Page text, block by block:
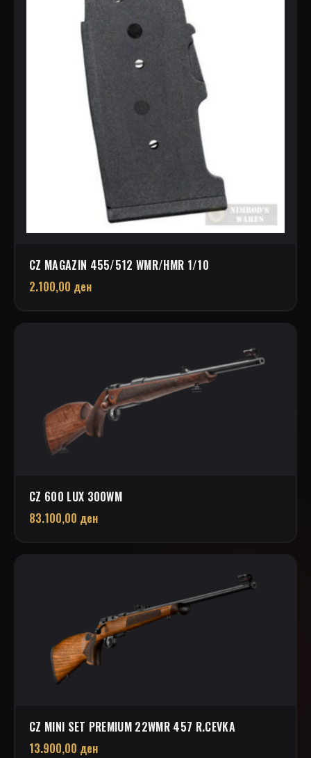
CZ MAGAZIN 455/512 WMR/HMR 1/10
2.100,00 ден
CZ 600 LUX 300WM
83.100,00 ден
CZ MINI SET PREMIUM 22WMR 457 R.CEVKA
13.900,00 ден